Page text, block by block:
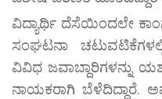
ವಿದ್ಯಾರ್ಥಿ ದೆಸೆಯಿಂದಲೇ
ಸಂಘಟನಾ
ವಿವಿಧ ಜವಾಬ್ದಾರಿಗಳನ್ನು
ನಾಯಕರಾಗಿ ಬೆಳೆದಿದ್ದಾರೆ.